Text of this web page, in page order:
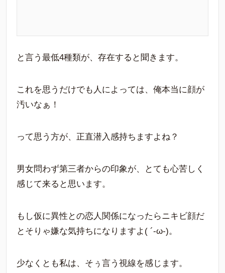
と言う最低4種類が、存在すると聞きます。
これを思うだけでも人によっては、俺本当に顔が
汚いなぁ！
って思う方が、正直潜入感持ちますよね？
男女問わず第三者からの印象が、とても心苦しく
感じて来ると思います。
もし仮に異性との恋人関係になったらニキビ顔だ
とそりゃ嫌な気持ちになりますよ( ´-ω-)。
少なくとも私は、そぅ言う視線を感じます。